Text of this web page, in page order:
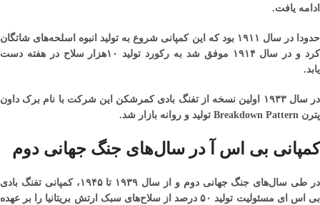
ادامه یافت.
حدودا در سال ۱۹۱۱ بود که این کمپانی شروع به تولید انبوه اسلحه‌های شاتگان
کرد و در سال ۱۹۱۴ موفق شد به رکورد تولید ۱۰هزار سلاح در هفته دست
یابد.
در سال ۱۹۳۳ اولین نسخه از تفنگ بادی کمرشکن این شرکت با نام برک داون
پترن Breakdown Pattern تولید و روانه بازار شد.
کمپانی بی اس آ در سال‌های جنگ جهانی دوم
در طی سال‌های جنگ جهانی دوم و از سال ۱۹۳۹ تا ۱۹۴۵، کمپانی تفنگ بادی
بی اس ای مسئولیت تولید ۵۰ درصد از سلاح‌های سبک ارتش بریتانیا را بر عهده